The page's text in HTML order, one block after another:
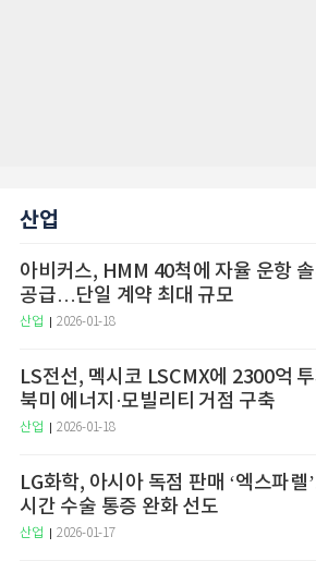
산업
아비커스, HMM 40척에 자율 운항
공급…단일 계약 최대 규모
산업 2026-01-18
LS전선, 멕시코 LSCMX에 2300억
북미 에너지·모빌리티 거점 구축
산업 2026-01-18
LG화학, 아시아 독점 판매 ‘엑스파렐
시간 수술 통증 완화 선도
산업 2026-01-17